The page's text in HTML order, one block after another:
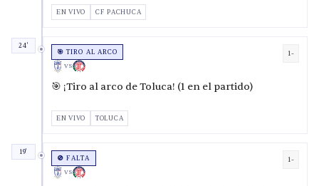
EN VIVO CF PACHUCA
24'
🎯 TIRO AL ARCO
VS
1-
🎯 ¡Tiro al arco de Toluca! (1 en el partido)
EN VIVO TOLUCA
19'
🚫 FALTA
VS
1-